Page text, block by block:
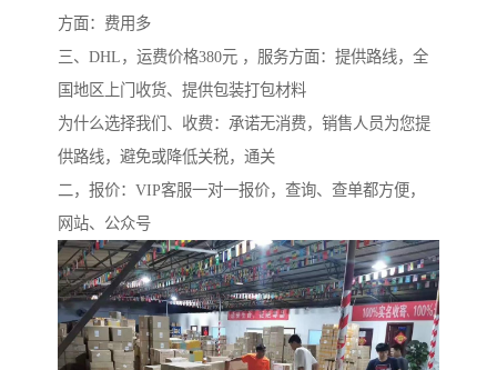
方面：费用多
三、DHL，运费价格380元 ，服务方面：提供路线，全
国地区上门收货、提供包装打包材料
为什么选择我们、收费：承诺无消费，销售人员为您提
供路线，避免或降低关税，通关
二，报价：VIP客服一对一报价，查询、查单都方便，
网站、公众号